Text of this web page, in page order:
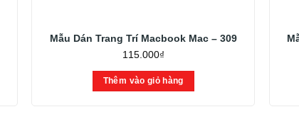
Mẫu Dán Trang Trí Macbook Mac – 309
115.000₫
Thêm vào giỏ hàng